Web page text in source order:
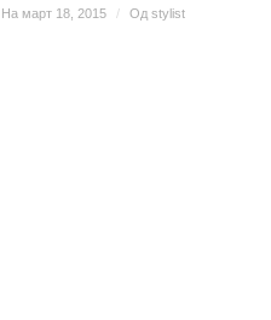
На март 18, 2015 / Од stylist